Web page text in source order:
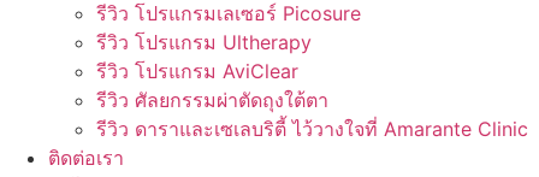
รีวิว โปรแกรมเลเซอร์ Picosure
รีวิว โปรแกรม Ultherapy
รีวิว โปรแกรม AviClear
รีวิว ศัลยกรรมผ่าตัดถุงใต้ตา
รีวิว ดาราและเซเลบริตี้ ไว้วางใจที่ Amarante Clinic
ติดต่อเรา